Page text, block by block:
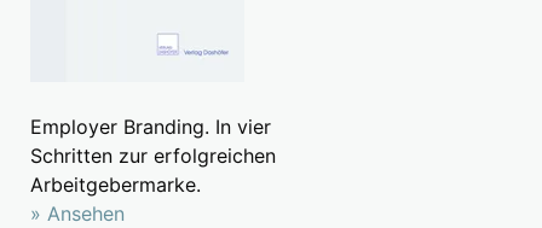
Employer Branding. In vier
Schritten zur erfolgreichen
Arbeitgebermarke.
» Ansehen